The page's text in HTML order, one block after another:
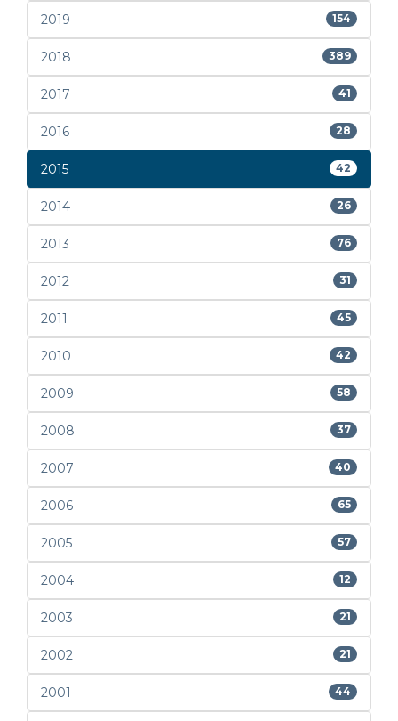
2019 154
2018 389
2017 41
2016 28
2015 42
2014 26
2013 76
2012 31
2011 45
2010 42
2009 58
2008 37
2007 40
2006 65
2005 57
2004 12
2003 21
2002 21
2001 44